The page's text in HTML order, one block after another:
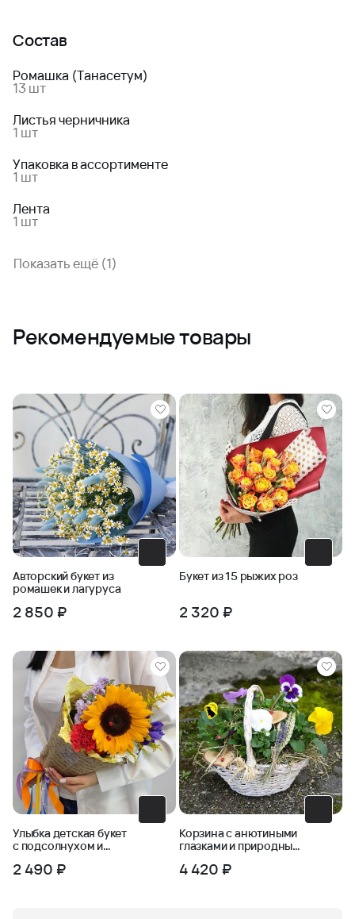
Состав
Ромашка (Танасетум)
13 шт
Листья черничника
1 шт
Упаковка в ассортименте
1 шт
Лента
1 шт
Показать ещё (1)
Рекомендуемые товары
Авторский букет из
ромашек и лагуруса
2 850 ₽
Букет из 15 рыжих роз
2 320 ₽
Улыбка детская букет
с подсолнухом и
2 490 ₽
Корзина с анютиными
глазками и природным
4 420 ₽